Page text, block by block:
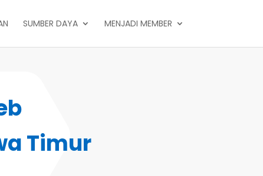
SUMBER DAYA MENJADI MEMBER
Timur